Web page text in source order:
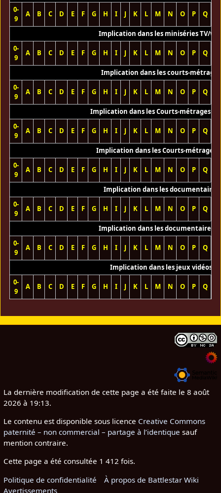
0-
9
A B C D E F G H I J K L M N O P Q
Implication dans les miniséries TV/
0-
9
A B C D E F G H I J K L M N O P Q
Implication dans les courts-métrages
0-
9
A B C D E F G H I J K L M N O P Q
Implication dans les Courts-métrages
0-
9
A B C D E F G H I J K L M N O P Q
Implication dans les Courts-métrages
0-
9
A B C D E F G H I J K L M N O P Q
Implication dans les documentaires
0-
9
A B C D E F G H I J K L M N O P Q
Implication dans les documentaires
0-
9
A B C D E F G H I J K L M N O P Q
Implication dans les jeux vidéos
0-
9
A B C D E F G H I J K L M N O P Q
La dernière modification de cette page a été faite le 8 août
2026 à 19:13.
Le contenu est disponible sous licence Creative Commons
paternité – non commercial – partage à l’identique sauf
mention contraire.
Cette page a été consultée 1 412 fois.
Politique de confidentialité
À propos de Battlestar Wiki
Avertissements